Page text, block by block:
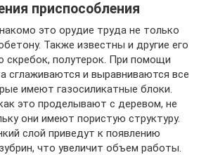
приспособления
это орудие труда не только
Также известны и другие его
скребок, полутерок. При помощи
сглаживаются и выравниваются все
имеют газосиликатные блоки.
это проделывают с деревом, не
они имеют пористую структуру.
слой приведут к появлению
что увеличит объем работы.